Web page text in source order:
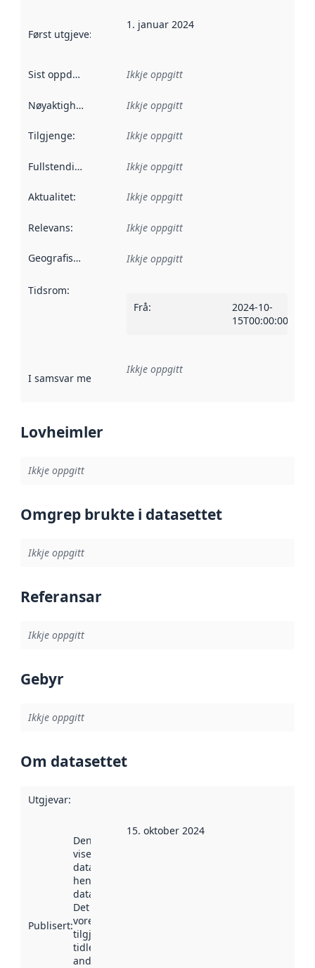
Først utgjeve: Denne datoen seier når dataa i dette
1. januar 2024
Sist oppdatert Ikkje oppgitt
Nøyaktigheit Ikkje oppgitt
Tilgjenge: Ikkje oppgitt
Fullstendigheit Ikkje oppgitt
Aktualitet: Ikkje oppgitt
Relevans: Ikkje oppgitt
Geografisk område Ikkje oppgitt
Tidsrom:
Frå:
2024-10-
15T00:00:00Z
I samsvar med Referanse til ei implementeringsregel eller
Ikkje oppgitt
Lovheimler
Ikkje oppgitt
Omgrep brukte i datasettet
Ikkje oppgitt
Referansar
Ikkje oppgitt
Gebyr
Ikkje oppgitt
Om datasettet
Utgjevar:
Publisert:
Denne datoen
viser når
datasettet vart
henta inn av
data.norge.no.
Det kan ha
vore
tilgjengeleg
tidlegare
andre stader.
15. oktober 2024